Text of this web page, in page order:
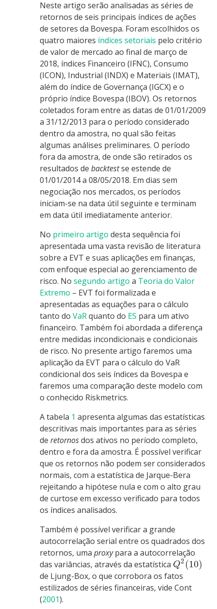
Neste artigo serão analisadas as séries de
retornos de seis principais índices de ações
de setores da Bovespa. Foram escolhidos os
quatro maiores índices setoriais pelo critério
de valor de mercado ao final de março de
2018, índices Financeiro (IFNC), Consumo
(ICON), Industrial (INDX) e Materiais (IMAT),
além do índice de Governança (IGCX) e o
próprio índice Bovespa (IBOV). Os retornos
coletados foram entre as datas de 01/01/2009
a 31/12/2013 para o período considerado
dentro da amostra, no qual são feitas
algumas análises preliminares. O período
fora da amostra, de onde são retirados os
resultados debacktestse estende de
01/01/2014 a 08/05/2018. Em dias sem
negociação nos mercados, os períodos
iniciam-se na data útil seguinte e terminam
em data útil imediatamente anterior.
No primeiro artigo desta sequência foi
apresentada uma vasta revisão de literatura
sobre a EVT e suas aplicações em finanças,
com enfoque especial ao gerenciamento de
risco. Nosegundo artigo a Teoria do Valor
Extremo – EVT foi formalizada e
apresentadas as equações para o cálculo
tanto doVaRquanto do ES para um ativo
financeiro. Também foi abordada a diferença
entre medidas incondicionais e condicionais
de risco. No presente artigo faremos uma
aplicação da EVT para o cálculo do VaR
condicional dos seis índices da Bovespa e
faremos uma comparação deste modelo com
o conhecido Riskmetrics.
A tabela 1 apresenta algumas das estatísticas
descritivas mais importantes para as séries
deretornosdos ativos no período completo,
dentro e fora da amostra. É possível verificar
que os retornos não podem ser considerados
normais, com a estatística de Jarque-Bera
rejeitando a hipótese nula e com o alto grau
de curtose em excesso verificado para todos
os índices analisados.
Também é possível verificar a grande
autocorrelação serial entre os quadrados dos
retornos, umaproxypara a autocorrelação
das variâncias, através da estatística Q2 (10)
de Ljung-Box, o que corrobora os fatos
estilizados de séries financeiras, videCont
(2001).